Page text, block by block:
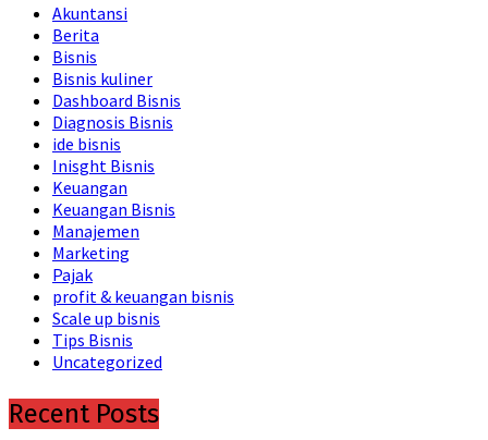
Akuntansi
Berita
Bisnis
Bisnis kuliner
Dashboard Bisnis
Diagnosis Bisnis
ide bisnis
Inisght Bisnis
Keuangan
Keuangan Bisnis
Manajemen
Marketing
Pajak
profit & keuangan bisnis
Scale up bisnis
Tips Bisnis
Uncategorized
Recent Posts